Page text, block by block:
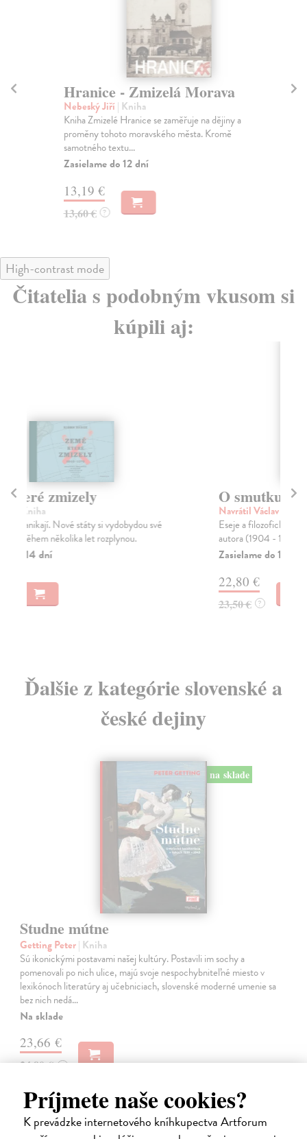
Príjmete naše cookies?
K prevádzke internetového kníhkupectva Artforum
Hranice - Zmizelá Morava
Nebeský Jiří| Kniha
Kniha Zmizelé Hranice se zaměřuje na dějiny a
proměny tohoto moravského města. Kromě
samotného textu...
Zasielame do 12 dní
13,19 €
13,60 € ?
High-contrast mode
Čitatelia s podobným vkusom si
kúpili aj:
O smutku, lásce a jiných věcech
Navrátil Václav
Eseje a filozoficko-kultúrne state menej známeho
autora (1904 - 1961).
Zasielame do 12 dní
22,80 €
23,50 €
Ďalšie z kategórie slovenské a
české dejiny
na sklade
Studne mútne
Getting Peter| Kniha
Sú ikonickými postavami našej kultúry. Postavili im sochy a
pomenovali po nich ulice, majú svoje nespochybniteľné miesto v
lexikónoch literatúry aj učebniciach, slovenské moderné umenie sa
bez nich nedá…
Na sklade
23,66 €
24,90 € ?
na sklade